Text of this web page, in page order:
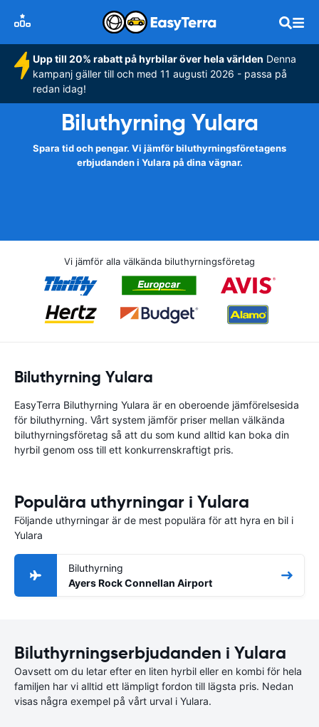
Upp till 20% rabatt på hyrbilar över hela världen Denna
kampanj gäller till och med 11 augusti 2026 - passa på
redan idag!
Biluthyrning Yulara
Spara tid och pengar. Vi jämför biluthyrningsföretagens
erbjudanden i Yulara på dina vägnar.
Vi jämför alla välkända biluthyrningsföretag
Biluthyrning Yulara
EasyTerra Biluthyrning Yulara är en oberoende jämförelsesida
för biluthyrning. Vårt system jämför priser mellan välkända
biluthyrningsföretag så att du som kund alltid kan boka din
hyrbil genom oss till ett konkurrenskraftigt pris.
Populära uthyrningar i Yulara
Följande uthyrningar är de mest populära för att hyra en bil i
Yulara
Biluthyrning
Ayers Rock Connellan Airport
Biluthyrningserbjudanden i Yulara
Oavsett om du letar efter en liten hyrbil eller en kombi för hela
familjen har vi alltid ett lämpligt fordon till lägsta pris. Nedan
visas några exempel på vårt urval i Yulara.